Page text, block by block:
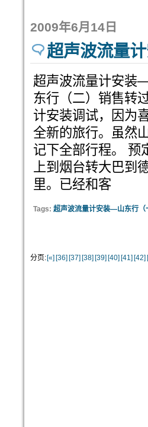
2009年6月14日
超声波流量
超声波流量计安装
东行（二）销售转
计安装调试，因为
全新的旅行。虽然
记下全部行程。 预
上到烟台转大巴到
里。已经和客
Tags: 超声波流量计安装—山东行（
分页: [«] [36] [37] [38] [39] [40] [41] [42]